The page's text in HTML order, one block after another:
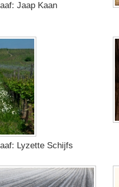
Jaap Kaan
Lyzette Schijfs